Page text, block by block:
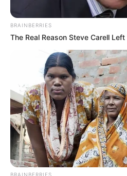
Burg
Zurecht scheint
Namen zu
außerdem recht groß, da hier
gleichzeitig residiert hatten.
gewaltige Schildmauer, die
Bergseite errichtet wurde.
Burg Runkel
Zusammen mit
aus dem 15.
gewaltige, hoch
Anlage ein besonders
BRAINBERRIES
The Real Reason Steve Carell
BRAINBERRIES